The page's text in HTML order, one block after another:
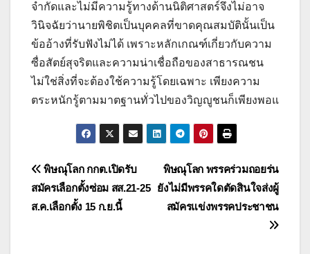
จำกัดและไม่มีความรู้ทางด้านนิติศาสตร์จึงไม่อาจ
วินิจฉัยว่านายพิชิตเป็นบุคคลที่ขาดคุณสมบัตินั้นเป็น
ข้ออ้างที่รับฟังไม่ได้ เพราะหลักเกณฑ์เกี่ยวกับความ
ซื่อสัตย์สุจริตและความน่าเชื่อถือของสาธารณชน
ไม่ใช่สิ่งที่จะต้องใช้ความรู้โดยเฉพาะ เพียงความ
ตระหนักรู้ตามมาตฐานทั่วไปของวิญญูชนก็เพียงพอแ
แนะแนว
เรื่อง
พิษณุโลก พรรคร่วมถอยร่น
ยังไม่มีพรรคใดตัดสินใจส่งผู้
สมัครแข่งพรรคประชาชน
พิษณุโลก กกต.เปิดรับ
สมัครเลือกตั้งซ่อม สส.21-25
ส.ค.เลือกตั้ง 15 ก.ย.นี้